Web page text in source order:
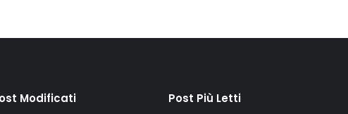
Modificati Post Più Letti